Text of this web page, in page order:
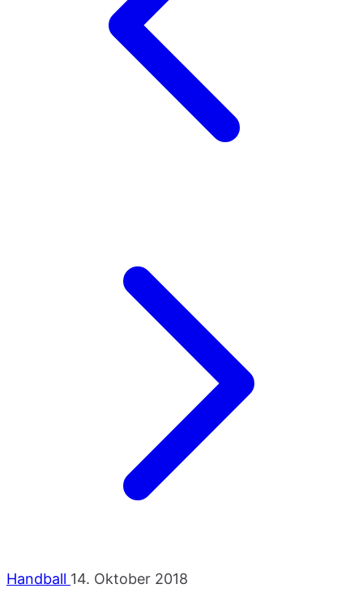
Handball 14. Oktober 2018